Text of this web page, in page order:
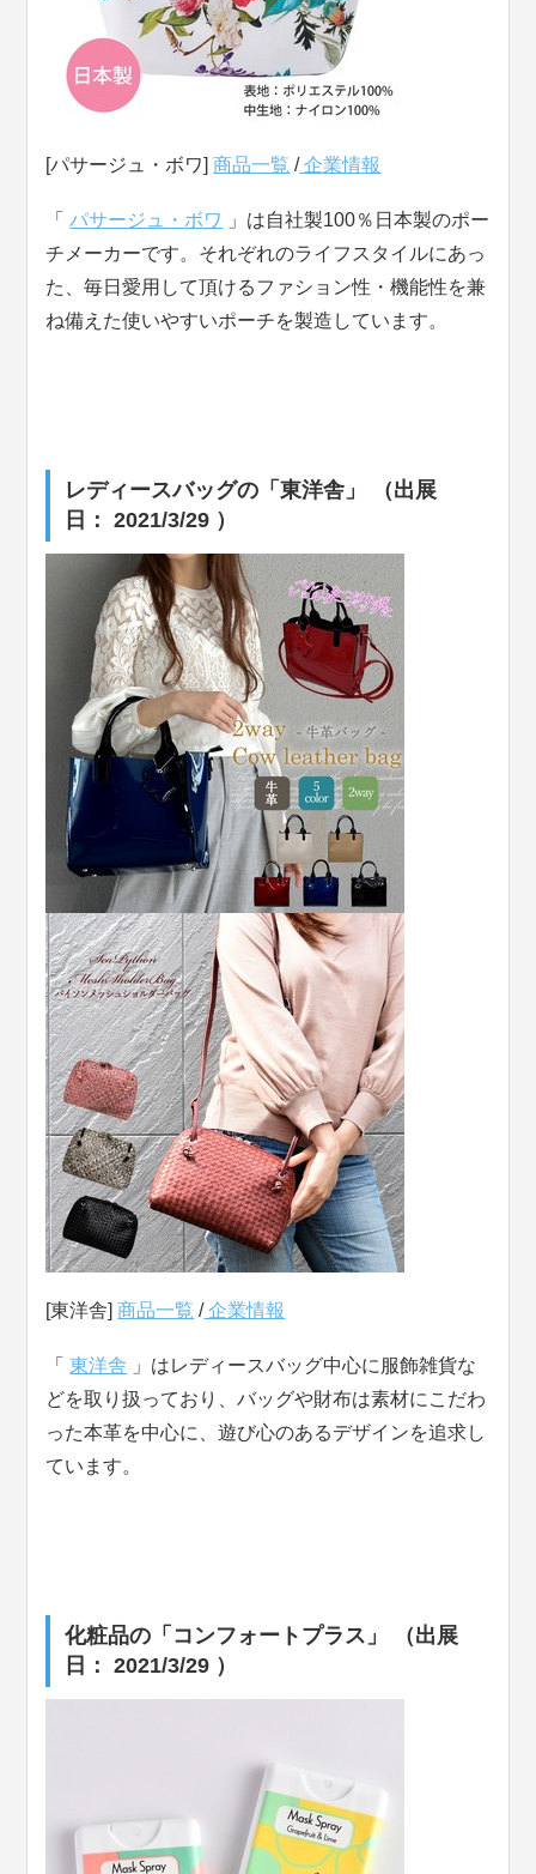
[パサージュ・ボワ]商品一覧 /企業情報
「パサージュ・ボワ
」は自社製100％日本製のポー
チメーカーです。それぞれのライフスタイルにあっ
た、毎日愛用して頂けるファション性・機能性を兼
ね備えた使いやすいポーチを製造しています。
レディースバッグの「東洋舎」 （出展
日： 2021/3/29 ）
[東洋舎]商品一覧 /企業情報
「東洋舎 」はレディースバッグ中心に服飾雑貨な
どを取り扱っており、バッグや財布は素材にこだわ
った本革を中心に、遊び心のあるデザインを追求し
ています。
化粧品の「コンフォートプラス」 （出展
日： 2021/3/29 ）